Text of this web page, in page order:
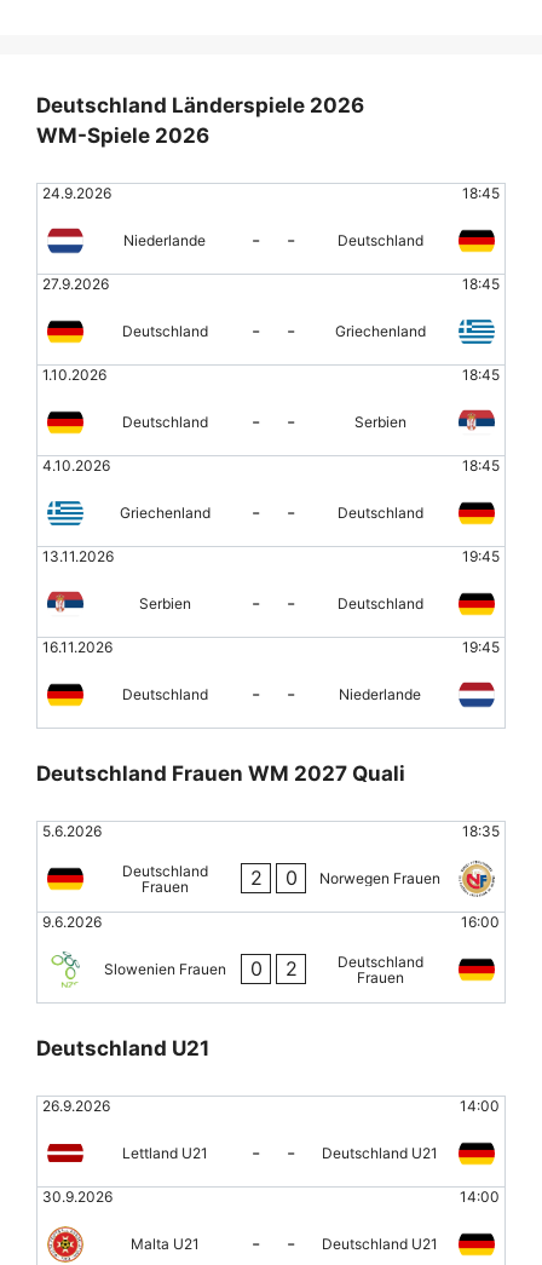
Deutschland Länderspiele 2026
WM-Spiele 2026
24.9.2026 18:45
Niederlande - - Deutschland
27.9.2026 18:45
Deutschland - - Griechenland
1.10.2026 18:45
Deutschland - - Serbien
4.10.2026 18:45
Griechenland - - Deutschland
13.11.2026 19:45
Serbien - - Deutschland
16.11.2026 19:45
Deutschland - - Niederlande
Deutschland Frauen WM 2027 Quali
5.6.2026 18:35
Deutschland
Frauen
2 0 Norwegen Frauen
9.6.2026 16:00
Slowenien Frauen 0 2
Deutschland
Frauen
Deutschland U21
26.9.2026 14:00
Lettland U21 - - Deutschland U21
30.9.2026 14:00
Malta U21 - - Deutschland U21